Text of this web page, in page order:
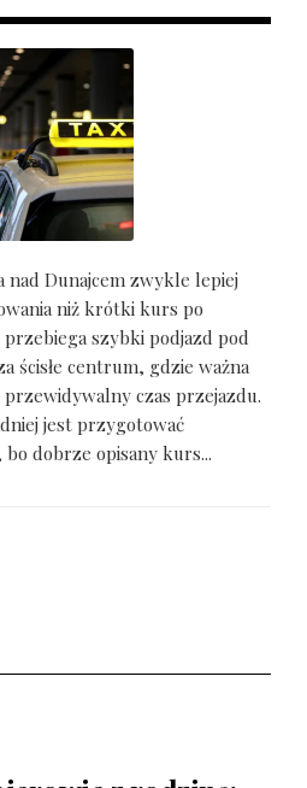
nad Dunajcem zwykle lepiej
niż krótki kurs po
szybki podjazd pod
ścisłe centrum, gdzie ważna
przewidywalny czas przejazdu.
jest przygotować
dobrze opisany kurs...